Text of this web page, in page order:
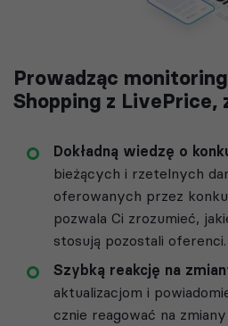
Prowadząc
Shopping z LivePrice,
Dokładną wiedzę o
bieżących i rzetelnych
oferowanych przez
pozwala Ci zrozumieć,
stosują pozostali oferenci.
Szybką reakcję na
aktualizacjom i
cznie reagować na